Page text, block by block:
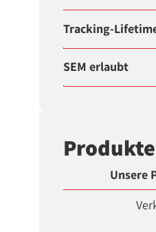
Tracking-
SEM erlaubt
Unsere